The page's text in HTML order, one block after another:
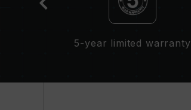
5-year limited warranty